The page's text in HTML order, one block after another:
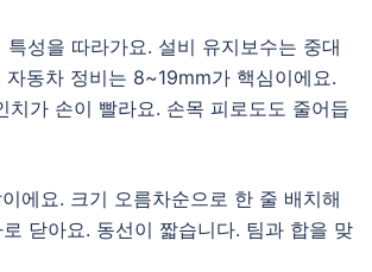
성을 따라가요. 설비 유지보수는 중대
자동차 정비는 8~19mm가 핵심이에요.
치가 손이 빨라요. 손목 피로도도 줄어듭
에요. 크기 오름차순으로 한 줄 배치해
닫아요. 동선이 짧습니다. 팀과 합을 맞